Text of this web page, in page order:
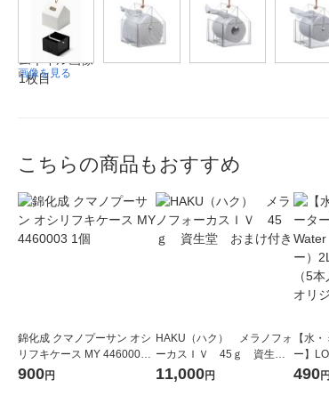
画像を見る
こちらの商品もおすすめ
錦化成 クマノプーサン オシ
リフキケース MY 4460003 1
個
900円
HAKU（ハク） メラノフォ
ーカスＩＶ 45ｇ 資生
堂 おまけ付き
11,000円
【水
ー】
コウォ
490円